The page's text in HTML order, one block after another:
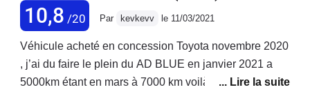
n'aurais pas acheté Toyota.C'est la première "Toyota si
on peut appeler ça comme ça" mais qu'est ce qui est
Toyota, l'insigne? je n'ai jamais eu autant de
problèmes avec une Toyota qu'avec celle-ci! entre les
campagne de rappel, les portes coulissante qui s'ouvre
10,8 /20 Par kevkevv le 11/03/2021
Véhicule acheté en concession Toyota novembre 2020
, j’ai du faire le plein du AD BLUE en janvier 2021 a
5000km étant en mars à 7000 km voilà qu’il